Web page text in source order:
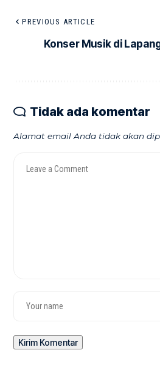
PREVIOUS ARTICLE
Konser Musik di
Tidak ada komentar
Alamat email Anda tidak akan